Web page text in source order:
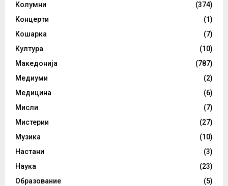
Колумни
(374)
Концерти
(1)
Кошарка
(7)
Култура
(10)
Македонија
(787)
Медиуми
(2)
Медицина
(6)
Мисли
(7)
Мистерии
(27)
Музика
(10)
Настани
(3)
Наука
(23)
Образование
(5)